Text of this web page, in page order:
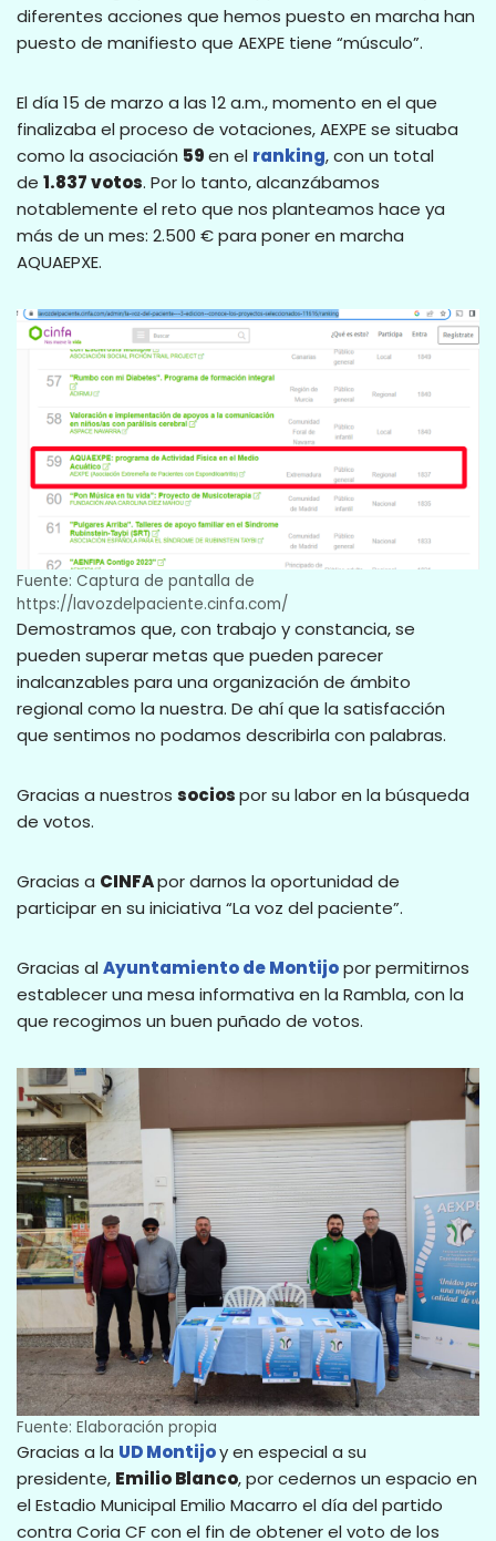
diferentes acciones que hemos puesto en marcha han
puesto de manifiesto que AEXPE tiene “músculo”.
El día 15 de marzo a las 12 a.m., momento en el que
finalizaba el proceso de votaciones, AEXPE se situaba
como la asociación 59en el ranking, con un total
de 1.837 votos. Por lo tanto, alcanzábamos
notablemente el reto que nos planteamos hace ya
más de un mes: 2.500 € para poner en marcha
AQUAEPXE.
Fuente: Captura de pantalla de
https://lavozdelpaciente.cinfa.com/
Demostramos que, con trabajo y constancia, se
pueden superar metas que pueden parecer
inalcanzables para una organización de ámbito
regional como la nuestra. De ahí que la satisfacción
que sentimos no podamos describirla con palabras.
Gracias a nuestros sociospor su labor en la búsqueda
de votos.
Gracias a CINFApor darnos la oportunidad de
participar en su iniciativa “La voz del paciente”.
Gracias alAyuntamiento de Montijopor permitirnos
establecer una mesa informativa en la Rambla, con la
que recogimos un buen puñado de votos.
Fuente: Elaboración propia
Gracias a la UD Montijoy en especial a su
presidente, Emilio Blanco, por cedernos un espacio en
el Estadio Municipal Emilio Macarro el día del partido
contra Coria CF con el fin de obtener el voto de los